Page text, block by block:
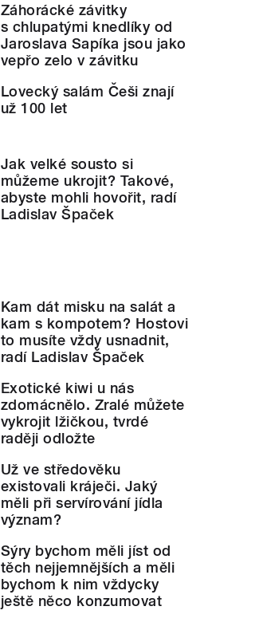
Záhorácké závitky
s chlupatými knedlíky od
Jaroslava Sapíka jsou jako
vepřo zelo v závitku
Lovecký salám Češi znají
už 100 let
Jak velké sousto si
můžeme ukrojit? Takové,
abyste mohli hovořit, radí
Ladislav Špaček
Kam dát misku na salát a
kam s kompotem? Hostovi
to musíte vždy usnadnit,
radí Ladislav Špaček
Exotické kiwi u nás
zdomácnělo. Zralé můžete
vykrojit lžičkou, tvrdé
raději odložte
Už ve středověku
existovali kráječi. Jaký
měli při servírování jídla
význam?
Sýry bychom měli jíst od
těch nejjemnějších a měli
bychom k nim vždycky
ještě něco konzumovat